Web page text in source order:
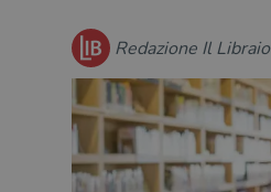
Redazione Il Libraio